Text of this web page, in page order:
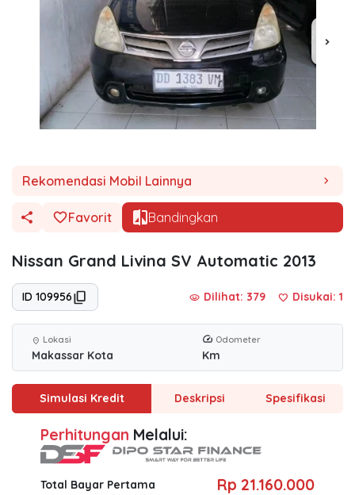
chevron_right
Rekomendasi Mobil Lainnya chevron_right
Favorit Bandingkan
Nissan Grand Livina SV Automatic 2013
ID 109956 visibility Dilihat: 379 favorite Disukai: 1
location_on Lokasi
Makassar Kota
Odometer
Km
Simulasi Kredit Deskripsi Spesifikasi
Perhitungan Melalui:
Total Bayar Pertama Rp 21.160.000